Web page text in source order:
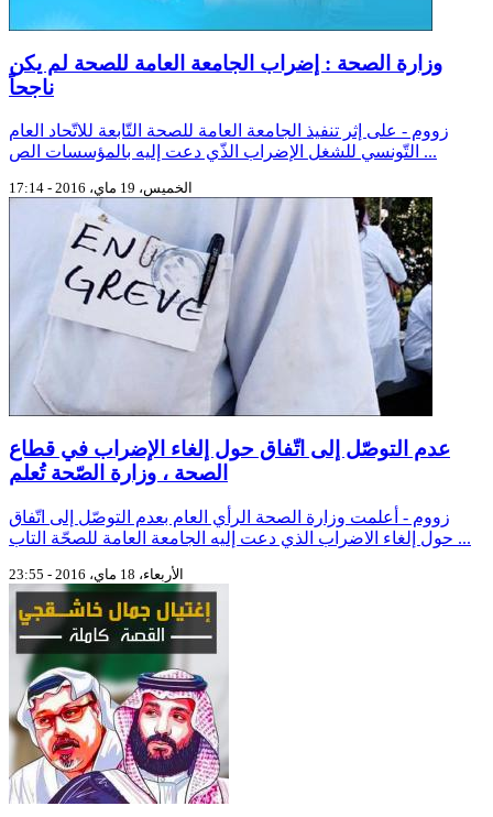
وزارة الصحة : إضراب الجامعة العامة للصحة لم يكن
ناجحاً
زووم - على إثر تنفيذ الجامعة العامة للصحة التّابعة للاتّحاد العام
التّونسي للشغل الإضراب الذّي دعت إليه بالمؤسسات الص ...
الخميس، 19 ماي، 2016 - 17:14
عدم التوصّل إلى اتّفاق حول إلغاء الإضراب في قطاع
الصحة ، وزارة الصّحة تُعلم
زووم - أعلمت وزارة الصحة الرأي العام بعدم التوصّل إلى اتّفاق
حول إلغاء الاضراب الذي دعت إليه الجامعة العامة للصحّة التاب ...
الأربعاء، 18 ماي، 2016 - 23:55